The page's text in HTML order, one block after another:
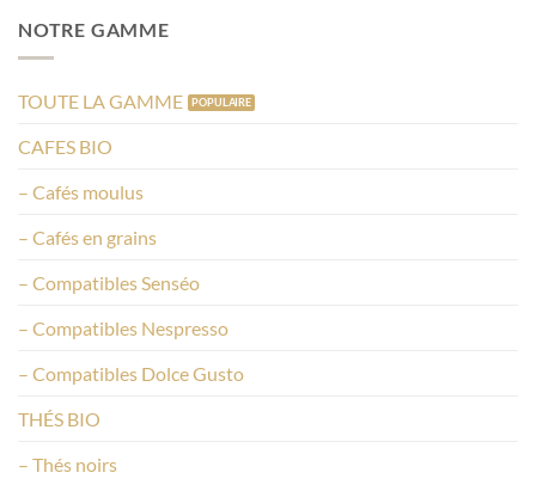
NOTRE GAMME
TOUTE LA GAMME
CAFES BIO
– Cafés moulus
– Cafés en grains
– Compatibles Senséo
– Compatibles Nespresso
– Compatibles Dolce Gusto
THÉS BIO
– Thés noirs